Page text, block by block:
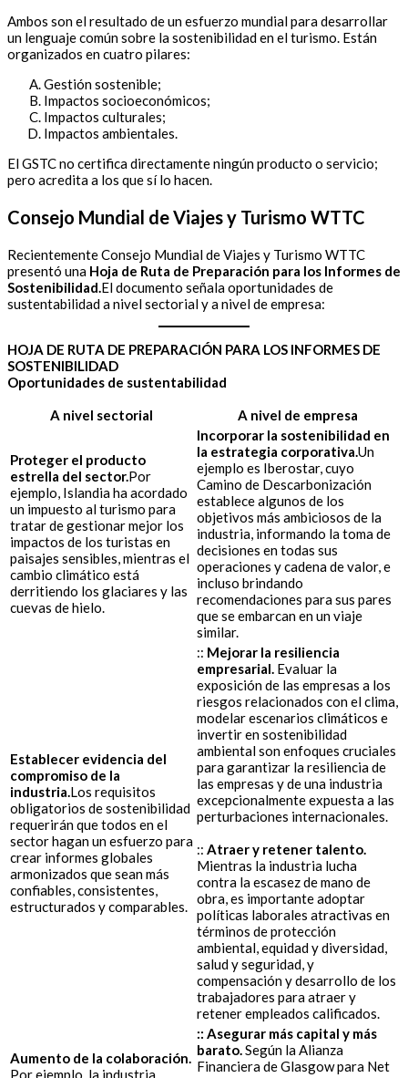
Ambos son el resultado de un esfuerzo mundial para desarrollar
un lenguaje común sobre la sostenibilidad en el turismo. Están
organizados en cuatro pilares:
Gestión sostenible;
Impactos socioeconómicos;
Impactos culturales;
Impactos ambientales.
El GSTC no certifica directamente ningún producto o servicio;
pero acredita a los que sí lo hacen.
Consejo Mundial de Viajes y Turismo WTTC
Recientemente Consejo Mundial de Viajes y Turismo WTTC
presentó una Hoja de Ruta de Preparación para los Informes de
Sostenibilidad. El documento señala oportunidades de
sustentabilidad a nivel sectorial y a nivel de empresa:
HOJA DE RUTA DE PREPARACIÓN PARA LOS INFORMES DE
SOSTENIBILIDAD
Oportunidades de sustentabilidad
A nivel sectorial
A nivel de empresa
Proteger el producto
estrella del sector.Por
ejemplo, Islandia ha acordado
un impuesto al turismo para
tratar de gestionar mejor los
impactos de los turistas en
paisajes sensibles, mientras el
cambio climático está
derritiendo los glaciares y las
cuevas de hielo.
Incorporar la sostenibilidad en
la estrategia corporativa. Un
ejemplo es Iberostar, cuyo
Camino de Descarbonización
establece algunos de los
objetivos más ambiciosos de la
industria, informando la toma de
decisiones en todas sus
operaciones y cadena de valor, e
incluso brindando
recomendaciones para sus pares
que se embarcan en un viaje
similar.
Establecer evidencia del
compromiso de la
industria. Los requisitos
obligatorios de sostenibilidad
requerirán que todos en el
sector hagan un esfuerzo para
crear informes globales
armonizados que sean más
confiables, consistentes,
estructurados y comparables.
:: Mejorar la resiliencia
empresarial. Evaluar la
exposición de las empresas a los
riesgos relacionados con el clima,
modelar escenarios climáticos e
invertir en sostenibilidad
ambiental son enfoques cruciales
para garantizar la resiliencia de
las empresas y de una industria
excepcionalmente expuesta a las
perturbaciones internacionales.
:: Atraer y retener talento.
Mientras la industria lucha
contra la escasez de mano de
obra, es importante adoptar
políticas laborales atractivas en
términos de protección
ambiental, equidad y diversidad,
salud y seguridad, y
compensación y desarrollo de los
trabajadores para atraer y
retener empleados calificados.
Aumento de la colaboración.
Por ejemplo, la industria
:: Asegurar más capital y más
barato. Según la Alianza
Financiera de Glasgow para Net